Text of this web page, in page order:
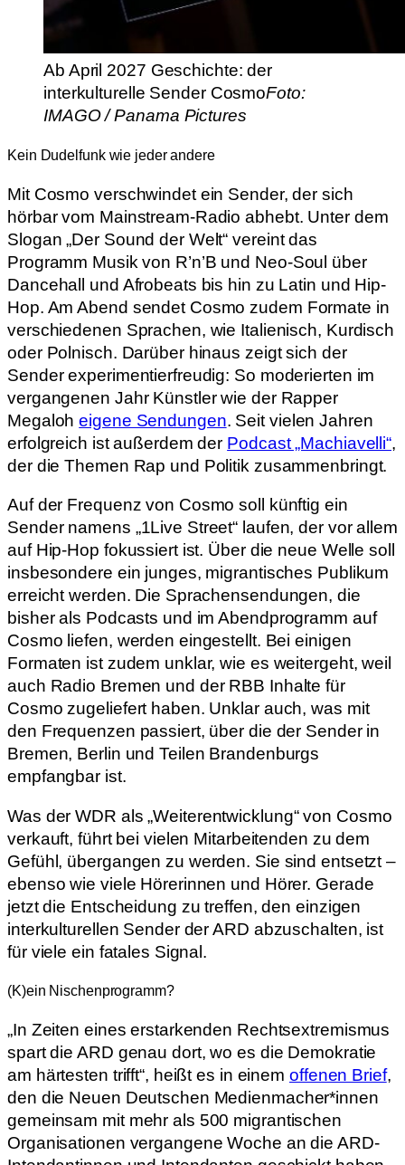
Ab April 2027 Geschichte: der
interkulturelle Sender CosmoFoto:
IMAGO / Panama Pictures
Kein Dudelfunk wie jeder andere
Mit Cosmo verschwindet ein Sender, der sich
hörbar vom Mainstream-Radio abhebt. Unter dem
Slogan „Der Sound der Welt“ vereint das
Programm Musik von R’n’B und Neo-Soul über
Dancehall und Afrobeats bis hin zu Latin und Hip-
Hop. Am Abend sendet Cosmo zudem Formate in
verschiedenen Sprachen, wie Italienisch, Kurdisch
oder Polnisch. Darüber hinaus zeigt sich der
Sender experimentierfreudig: So moderierten im
vergangenen Jahr Künstler wie der Rapper
Megaloheigene Sendungen. Seit vielen Jahren
erfolgreich ist außerdem der Podcast „Machiavelli“,
der die Themen Rap und Politik zusammenbringt.
Auf der Frequenz von Cosmo soll künftig ein
Sender namens „1Live Street“ laufen, der vor allem
auf Hip-Hop fokussiert ist. Über die neue Welle soll
insbesondere ein junges, migrantisches Publikum
erreicht werden. Die Sprachensendungen, die
bisher als Podcasts und im Abendprogramm auf
Cosmo liefen, werden eingestellt. Bei einigen
Formaten ist zudem unklar, wie es weitergeht, weil
auch Radio Bremen und der RBB Inhalte für
Cosmo zugeliefert haben. Unklar auch, was mit
den Frequenzen passiert, über die der Sender in
Bremen, Berlin und Teilen Brandenburgs
empfangbar ist.
Was der WDR als „Weiterentwicklung“ von Cosmo
verkauft, führt bei vielen Mitarbeitenden zu dem
Gefühl, übergangen zu werden. Sie sind entsetzt –
ebenso wie viele Hörerinnen und Hörer. Gerade
jetzt die Entscheidung zu treffen, den einzigen
interkulturellen Sender der ARD abzuschalten, ist
für viele ein fatales Signal.
(K)ein Nischenprogramm?
„In Zeiten eines erstarkenden Rechtsextremismus
spart die ARD genau dort, wo es die Demokratie
am härtesten trifft“, heißt es in einem offenen Brief,
den die Neuen Deutschen Medienmacher*innen
gemeinsam mit mehr als 500 migrantischen
Organisationen vergangene Woche an die ARD-